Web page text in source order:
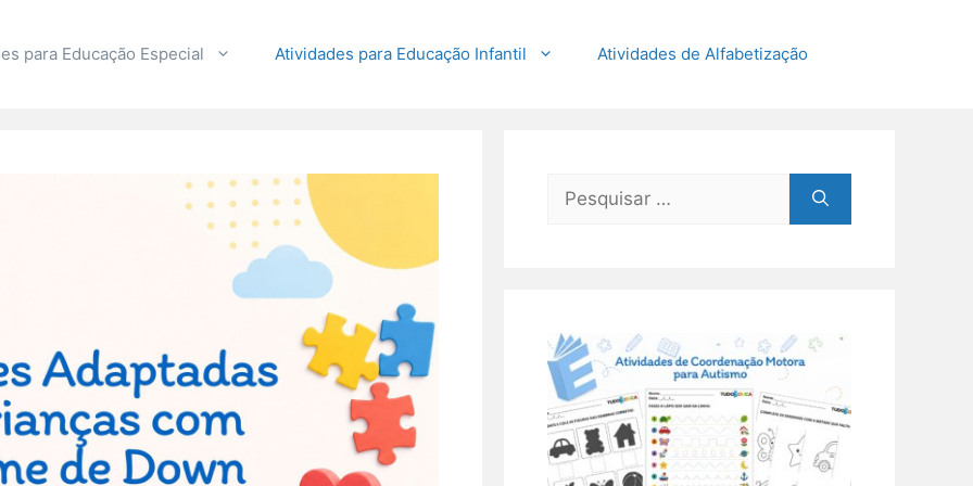
para Educação Especial Atividades para Educação Infantil Atividades de Alfabetização
Pesquisar